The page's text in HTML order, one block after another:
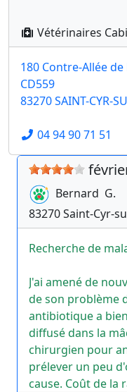
Vétérinaires
180 Contre-Allée
CD559
83270 SAINT-CYR-
04 94 90 71 51
Bernard G.
83270Saint-Cyr-
Recherche de
J'ai amené de
de son problème
antibiotique a
diffusé dans la mâchoire. Rendez-vous
chirurgien pour
prélever un peu
cause. Coût de la